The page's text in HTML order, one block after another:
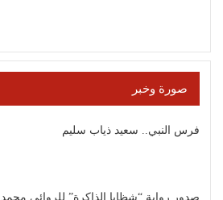
صورة وخبر
فرس النبي.. سعيد ذياب سليم
صدور رواية “شظايا الذاكرة” للروائي محمد